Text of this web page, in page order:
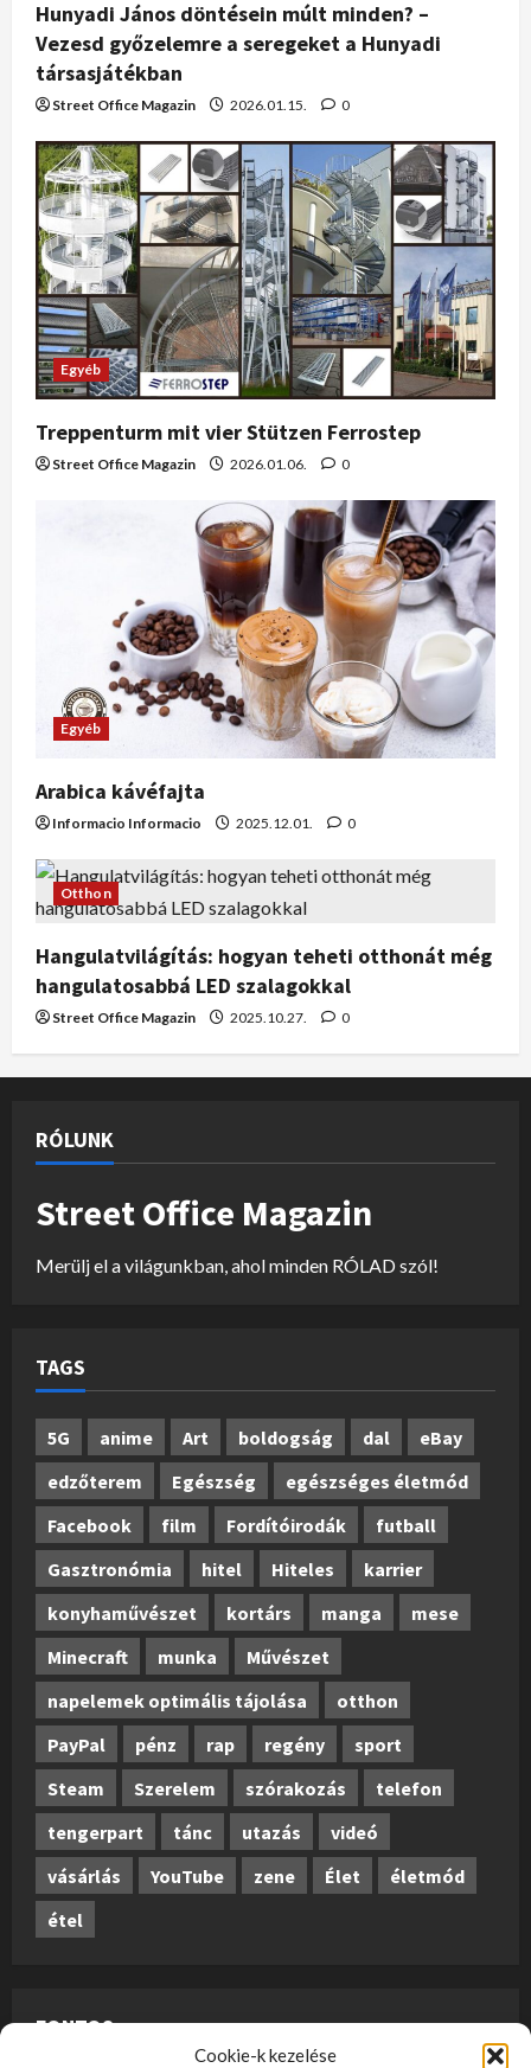
Cookie-k kezelése
Hunyadi János döntésein múlt minden? –
Vezesd győzelemre a seregeket a Hunyadi
társasjátékban
Street Office Magazin 2026.01.15. 0
Egyéb
Treppenturm mit vier Stützen Ferrostep
Street Office Magazin 2026.01.06. 0
Egyéb
Arabica kávéfajta
Informacio Informacio 2025.12.01. 0
Otthon
Hangulatvilágítás: hogyan teheti otthonát még
hangulatosabbá LED szalagokkal
Street Office Magazin 2025.10.27. 0
RÓLUNK
Street Office Magazin
Merülj el a világunkban, ahol minden RÓLAD szól!
TAGS
5G anime Art boldogság dal
eBay
edzőterem
Egészség
egészséges életmód
Facebook
film Fordítóirodák
futball
Gasztronómia
hitel Hiteles
karrier
konyhaművészet
kortárs manga
mese
Minecraft
munka
Művészet
napelemek optimális tájolása
otthon
PayPal
pénz rap regény
sport
Steam
Szerelem szórakozás
telefon
tengerpart
tánc utazás
videó
vásárlás
YouTube zene Élet
életmód
étel
FONTOS